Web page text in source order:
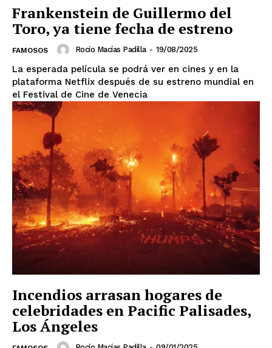
Frankenstein de Guillermo del
Toro, ya tiene fecha de estreno
FAMOSOS Rocío Macías Padilla - 19/08/2025
La esperada película se podrá ver en cines y en la
plataforma Netflix después de su estreno mundial en
el Festival de Cine de Venecia
Incendios arrasan hogares de
celebridades en Pacific Palisades,
Los Ángeles